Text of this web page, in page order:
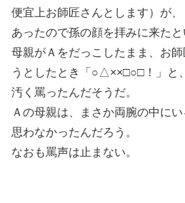
便宜上お師匠さんとします）が
あったので孫の顔を拝みに来たと
母親がＡをだっこしたまま、お
うとしたとき「○△××□○□！」と
汚く罵ったんだそうだ。
Ａの母親は、まさか両腕の中に
思わなかったんだろう。
なおも罵声は止まない。